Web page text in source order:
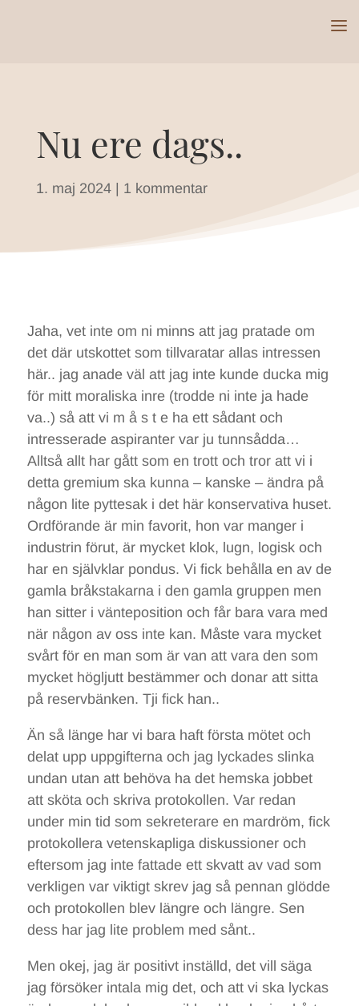
Nu ere dags..
1. maj 2024| 1 kommentar
Jaha, vet inte om ni minns att jag pratade om
det där utskottet som tillvaratar allas intressen
här.. jag anade väl att jag inte kunde ducka mig
för mitt moraliska inre (trodde ni inte ja hade
va..) så att vi m å s t e ha ett sådant och
intresserade aspiranter var ju tunnsådda…
Alltså allt har gått som en trott och tror att vi i
detta gremium ska kunna – kanske – ändra på
någon lite pyttesak i det här konservativa huset.
Ordförande är min favorit, hon var manger i
industrin förut, är mycket klok, lugn, logisk och
har en självklar pondus. Vi fick behålla en av de
gamla bråkstakarna i den gamla gruppen men
han sitter i vänteposition och får bara vara med
när någon av oss inte kan. Måste vara mycket
svårt för en man som är van att vara den som
mycket högljutt bestämmer och donar att sitta
på reservbänken. Tji fick han..
Än så länge har vi bara haft första mötet och
delat upp uppgifterna och jag lyckades slinka
undan utan att behöva ha det hemska jobbet
att sköta och skriva protokollen. Var redan
under min tid som sekreterare en mardröm, fick
protokollera vetenskapliga diskussioner och
eftersom jag inte fattade ett skvatt av vad som
verkligen var viktigt skrev jag så pennan glödde
och protokollen blev längre och längre. Sen
dess har jag lite problem med sånt..
Men okej, jag är positivt inställd, det vill säga
jag försöker intala mig det, och att vi ska lyckas